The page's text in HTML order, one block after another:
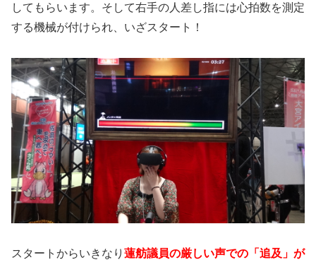
してもらいます。そして右手の人差し指には心拍数を測定
する機械が付けられ、いざスタート！
スタートからいきなり 蓮舫議員の厳しい声での「追及」が